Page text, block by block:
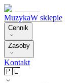
MuzykaW sklepie
Cennik
Zasoby
Kontakt
🇵🇱